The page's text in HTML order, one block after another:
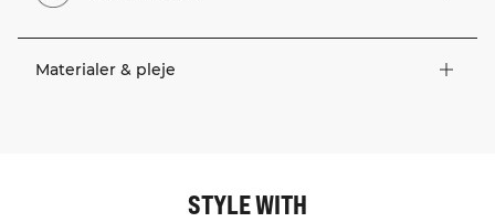
Materialer & pleje
STYLE WITH